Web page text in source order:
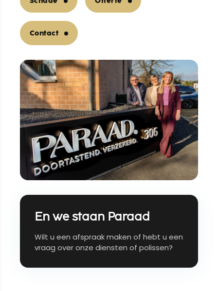
Contact
En we staan Paraad
Wilt u een afspraak maken of hebt u een
vraag over onze diensten of polissen?